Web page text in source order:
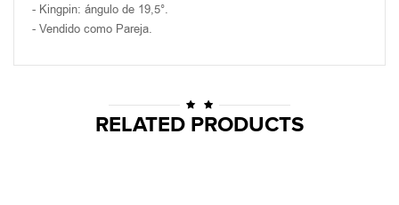
- Kingpin: ángulo de 19,5°.
- Vendido como Pareja.
RELATED PRODUCTS